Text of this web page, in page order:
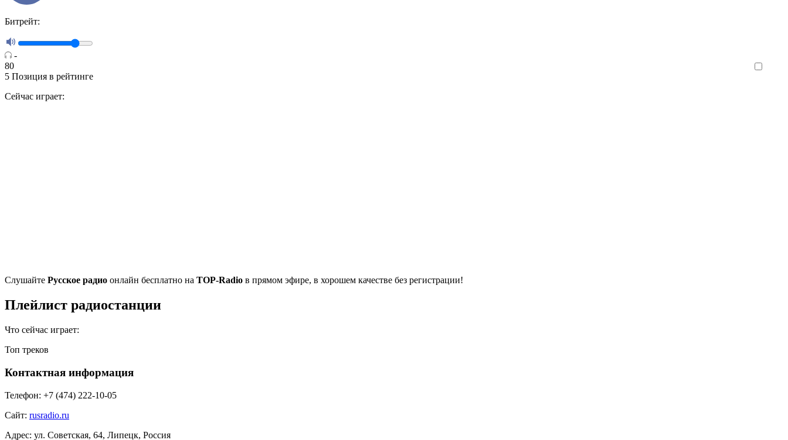
Битрейт:
-
80
5 Позиция в рейтинге
Сейчас играет:
Cлушайте Русское радио онлайн бесплатно на TOP-Radio в прямом эфире, в хорошем качестве без регистрации!
Плейлист радиостанции
Что сейчас играет:
Топ треков
Контактная информация
Телефон: +7 (474) 222-10-05
Сайт: rusradio.ru
Адрес: ул. Советская, 64, Липецк, Россия